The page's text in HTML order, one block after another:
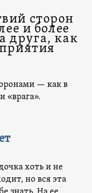
сторон
и более
друга, как
— как в
«врага».
хоть и не
но вся эта